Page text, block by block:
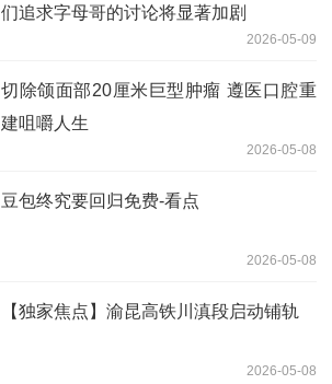
们追求字母哥的讨论将显著加剧
2026-05-09
切除颌面部20厘米巨型肿瘤 遵医口腔重
建咀嚼人生
2026-05-08
豆包终究要回归免费-看点
2026-05-08
【独家焦点】渝昆高铁川滇段启动铺轨
2026-05-08